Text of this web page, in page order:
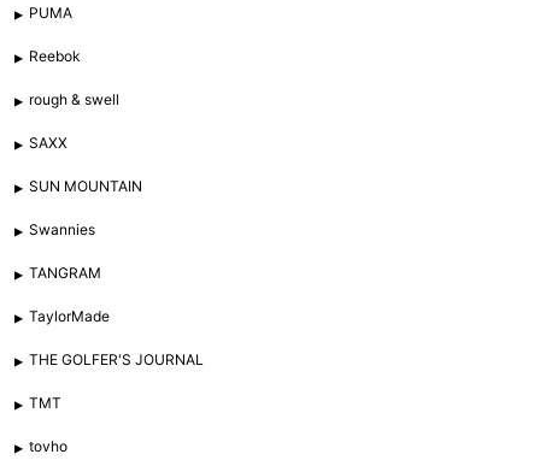
PUMA
Reebok
rough & swell
SAXX
SUN MOUNTAIN
Swannies
TANGRAM
TaylorMade
THE GOLFER'S JOURNAL
TMT
tovho